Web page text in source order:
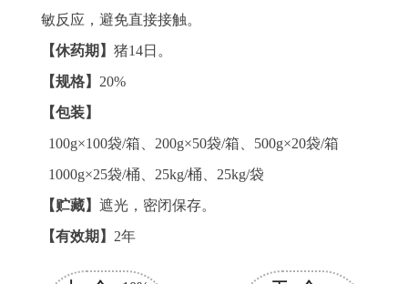
敏反应，避免直接接触。
【休药期】 猪14日。
【规格】 20%
【包装】
100g×100袋/箱、200g×50袋/箱、500g×20袋/箱
1000g×25袋/桶、25kg/桶、25kg/袋
【贮藏】 遮光，密闭保存。
【有效期】 2年